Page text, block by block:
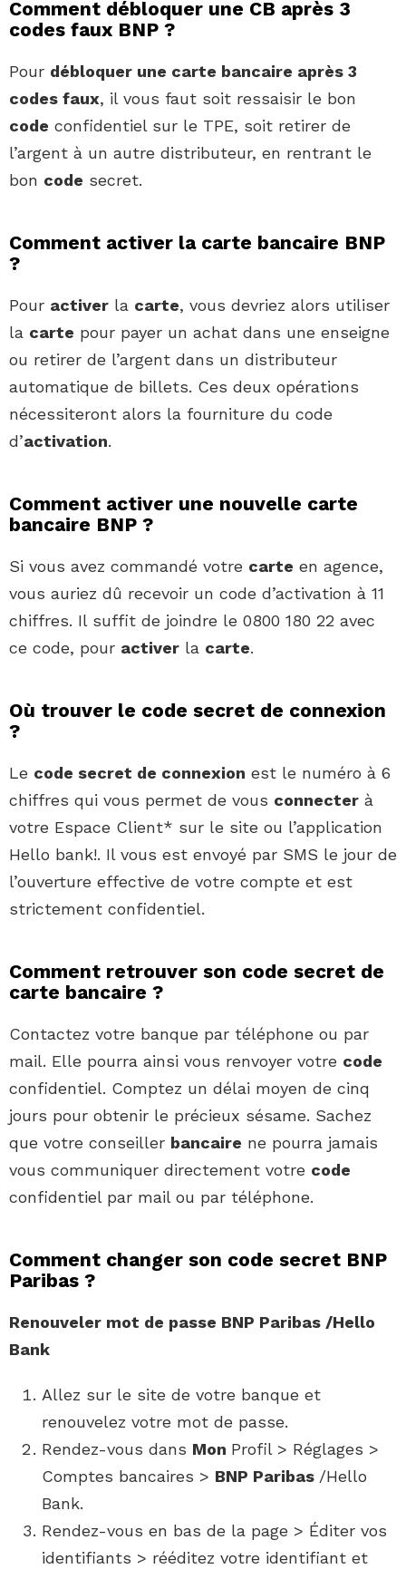
Comment débloquer une CB après 3
codes faux BNP ?
Pour débloquer une carte bancaire après 3
codes faux, il vous faut soit ressaisir le bon
code confidentiel sur le TPE, soit retirer de
l’argent à un autre distributeur, en rentrant le
bon code secret.
Comment activer la carte bancaire BNP
?
Pour activer la carte, vous devriez alors utiliser
la carte pour payer un achat dans une enseigne
ou retirer de l’argent dans un distributeur
automatique de billets. Ces deux opérations
nécessiteront alors la fourniture du code
d’activation.
Comment activer une nouvelle carte
bancaire BNP ?
Si vous avez commandé votre carte en agence,
vous auriez dû recevoir un code d’activation à 11
chiffres. Il suffit de joindre le 0800 180 22 avec
ce code, pour activer la carte.
Où trouver le code secret de connexion
?
Le code secret de connexion est le numéro à 6
chiffres qui vous permet de vous connecter à
votre Espace Client* sur le site ou l’application
Hello bank!. Il vous est envoyé par SMS le jour de
l’ouverture effective de votre compte et est
strictement confidentiel.
Comment retrouver son code secret de
carte bancaire ?
Contactez votre banque par téléphone ou par
mail. Elle pourra ainsi vous renvoyer votre code
confidentiel. Comptez un délai moyen de cinq
jours pour obtenir le précieux sésame. Sachez
que votre conseiller bancaire ne pourra jamais
vous communiquer directement votre code
confidentiel par mail ou par téléphone.
Comment changer son code secret BNP
Paribas ?
Renouveler mot de passe BNP Paribas /Hello
Bank
Allez sur le site de votre banque et
renouvelez votre mot de passe.
Rendez-vous dans Mon Profil > Réglages >
Comptes bancaires > BNP Paribas /Hello
Bank.
Rendez-vous en bas de la page > Éditer vos
identifiants > rééditez votre identifiant et